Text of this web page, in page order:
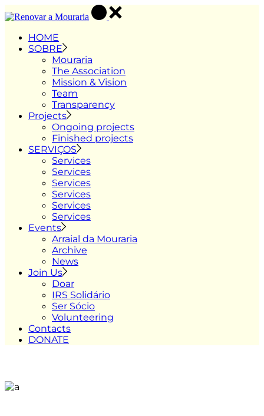
to
contentHOME
SOBRE
Mouraria
The Association
Mission & Vision
Team
Transparency
Projects
Ongoing projects
Finished projects
SERVIÇOS
Services
Services
Services
Services
Services
Services
Events
Arraial da Mouraria
Archive
News
Join Us
Doar
IRS Solidário
Ser Sócio
Volunteering
Contacts
DONATE